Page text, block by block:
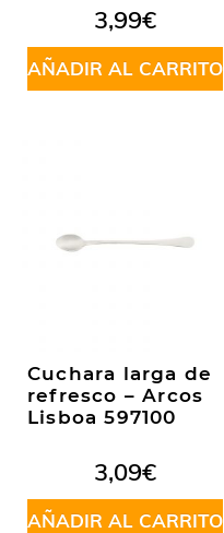
3,99€
AÑADIR AL CARRITO
Cuchara larga de
refresco – Arcos
Lisboa 597100
3,09€
AÑADIR AL CARRITO